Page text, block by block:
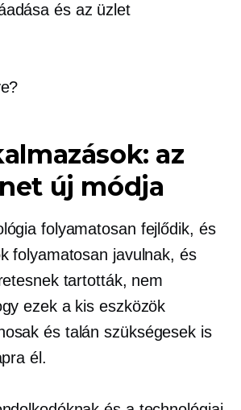
és az üzlet
az
új módja
folyamatosan fejlődik, és
folyamatosan javulnak, és
tartották, nem
ezek a kis eszközök
és talán szükségesek is
él.